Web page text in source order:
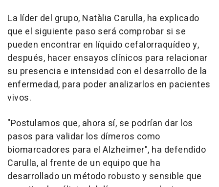
La líder del grupo, Natàlia Carulla, ha explicado
que el siguiente paso será comprobar si se
pueden encontrar en líquido cefalorraquídeo y,
después, hacer ensayos clínicos para relacionar
su presencia e intensidad con el desarrollo de la
enfermedad, para poder analizarlos en pacientes
vivos.
"Postulamos que, ahora sí, se podrían dar los
pasos para validar los dímeros como
biomarcadores para el Alzheimer", ha defendido
Carulla, al frente de un equipo que ha
desarrollado un método robusto y sensible que